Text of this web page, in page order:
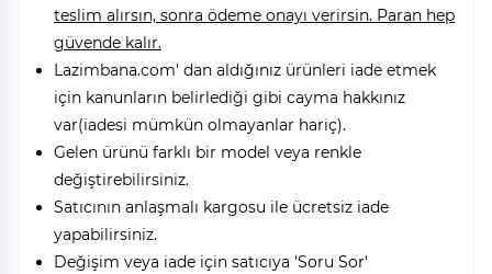
teslim alırsın, sonra ödeme onayı verirsin. Paran hep
güvende kalır.
Lazimbana.com' dan aldığınız ürünleri iade etmek
için kanunların belirlediği gibi cayma hakkınız
var(iadesi mümkün olmayanlar hariç).
Gelen ürünü farklı bir model veya renkle
değiştirebilirsiniz.
Satıcının anlaşmalı kargosu ile ücretsiz iade
yapabilirsiniz.
Değişim veya iade için satıcıya 'Soru Sor'